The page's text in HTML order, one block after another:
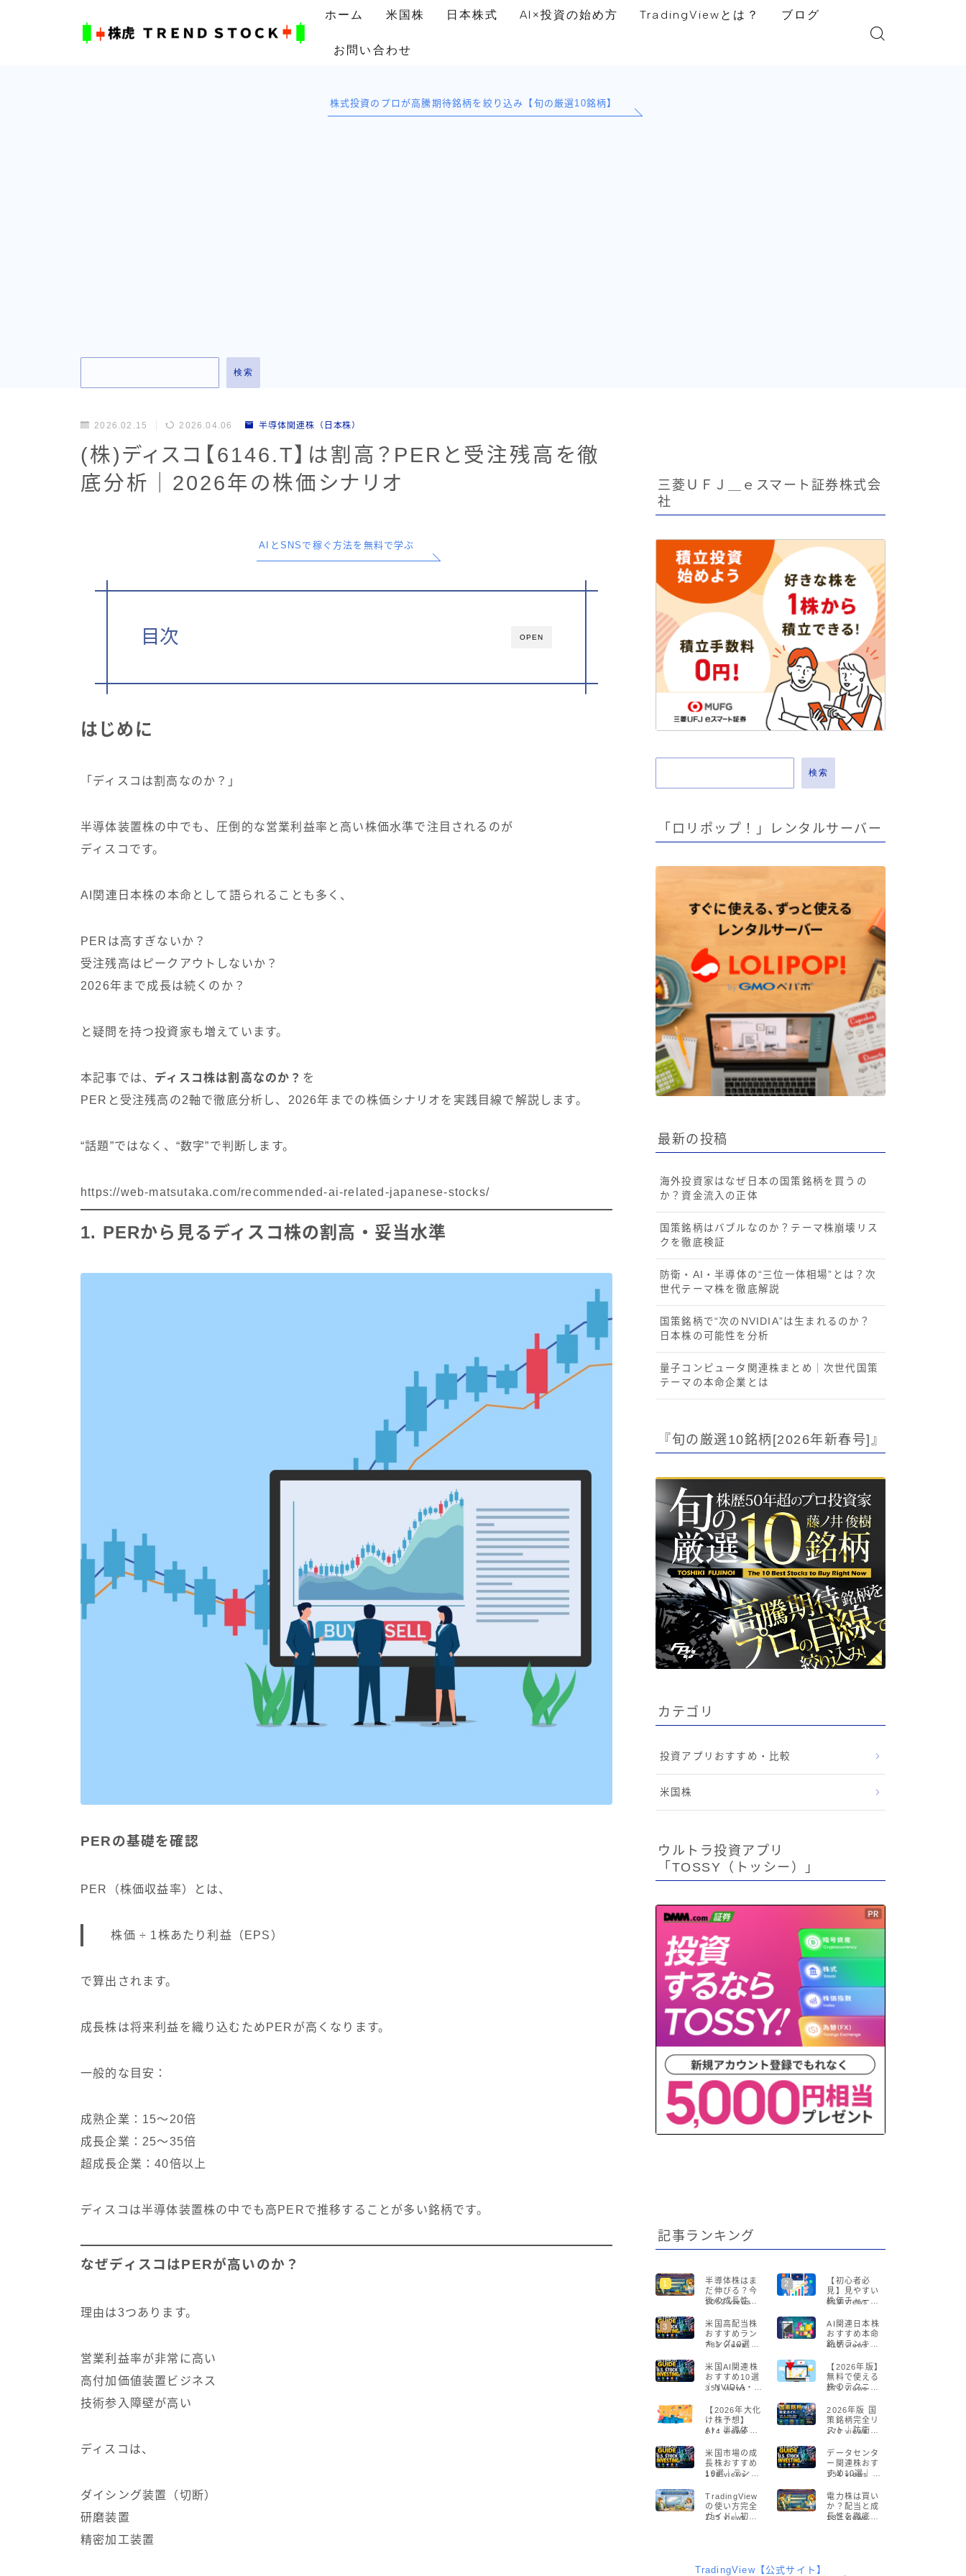
ホーム 米国株 日本株式 AI×投資の始め方 TradingViewとは？ ブログ
お問い合わせ
株式投資のプロが高騰期待銘柄を絞り込み【旬の厳選10銘柄】
検索
2026.02.15 2026.04.06 半導体関連株（日本株）
(株)ディスコ【6146.T】は割高？PERと受注残高を徹
底分析｜2026年の株価シナリオ
AIとSNSで稼ぐ方法を無料で学ぶ
OPEN
目次
はじめに
「ディスコは割高なのか？」
半導体装置株の中でも、圧倒的な営業利益率と高い株価水準で注目されるのが
ディスコです。
AI関連日本株の本命として語られることも多く、
PERは高すぎないか？
受注残高はピークアウトしないか？
2026年まで成長は続くのか？
と疑問を持つ投資家も増えています。
本記事では、 ディスコ株は割高なのか？ を
PERと受注残高の2軸で徹底分析し、2026年までの株価シナリオを実践目線で解説します。
“話題”ではなく、“数字”で判断します。
https://web-matsutaka.com/recommended-ai-related-japanese-stocks/
1. PERから見るディスコ株の割高・妥当水準
PERの基礎を確認
PER（株価収益率）とは、
株価 ÷ 1株あたり利益（EPS）
で算出されます。
成長株は将来利益を織り込むためPERが高くなります。
一般的な目安：
成熟企業：15〜20倍
成長企業：25〜35倍
超成長企業：40倍以上
ディスコは半導体装置株の中でも高PERで推移することが多い銘柄です。
なぜディスコはPERが高いのか？
理由は3つあります。
営業利益率が非常に高い
高付加価値装置ビジネス
技術参入障壁が高い
ディスコは、
ダイシング装置（切断）
研磨装置
精密加工装置
三菱ＵＦＪ＿ｅスマート証券株式会
社
検索
「ロリポップ！」レンタルサーバー
最新の投稿
海外投資家はなぜ日本の国策銘柄を買うの
か？資金流入の正体
国策銘柄はバブルなのか？テーマ株崩壊リス
クを徹底検証
防衛・AI・半導体の“三位一体相場”とは？次
世代テーマ株を徹底解説
国策銘柄で“次のNVIDIA”は生まれるのか？
日本株の可能性を分析
量子コンピュータ関連株まとめ｜次世代国策
テーマの本命企業とは
『旬の厳選10銘柄[2026年新春号]』
カテゴリ
投資アプリおすすめ・比較
米国株
ウルトラ投資アプリ
「TOSSY（トッシー）」
記事ランキング
半導体株はま
だ伸びる？今
後の成長性を
【2026年版】
1052views
【初心者必
見】見やすい
株価チャート
ロも愛用する
無料ツールを
徹底解説
819views
米国高配当株
おすすめラン
キング10選
利回り・増
配・リスクを
徹底比較
785views
AI関連日本株
おすすめ本命
銘柄ランキン
新】
412views
米国AI関連株
おすすめ10選
｜NVIDIA・半
の本命銘柄
【2026】
351 views
【2026年版】
無料で使える
株のテクニカ
選！初心者で
も簡単に始め
られる
271views
【2026年大化
け株予想】
AI・半導体・
る注目銘柄と
投資戦略
174 views
2026年版 国
策銘柄完全リ
スト｜防衛・
通信の本命株
まとめ
170views
米国市場の成
長株おすすめ
10選｜テンバ
つけ方とリス
クを解説
156views
データセンタ
ー関連株おす
すめ10選｜AI
米国注目銘柄
を徹底解説
【2026年版】
154views
TradingView
の使い方完全
ガイド｜初心
135 views
電力株は買い
か？配当と成
長性を徹底分
132views
TradingView【公式サイト】